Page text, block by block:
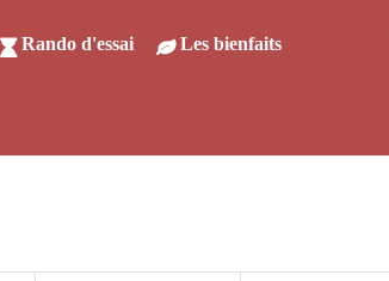
Rando d'essai Les bienfaits